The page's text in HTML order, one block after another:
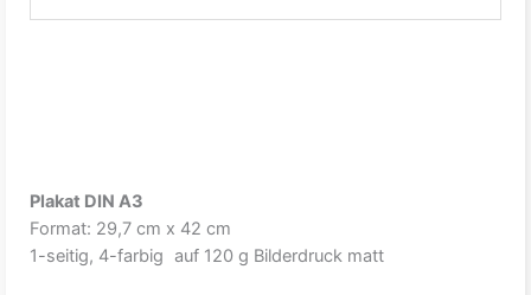
Plakat DIN A3
Format: 29,7 cm x 42 cm
1-seitig, 4-farbig auf 120 g Bilderdruck matt